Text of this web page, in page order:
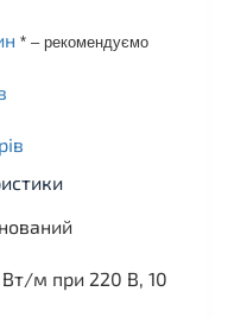
* – рекомендуємо
Вт/м при 220 В, 10